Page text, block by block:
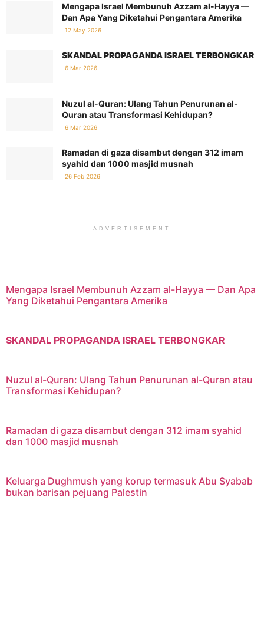
Mengapa Israel Membunuh Azzam al-Hayya —
Dan Apa Yang Diketahui Pengantara Amerika
12 May 2026
SKANDAL PROPAGANDA ISRAEL TERBONGKAR
6 Mar 2026
Nuzul al-Quran: Ulang Tahun Penurunan al-
Quran atau Transformasi Kehidupan?
6 Mar 2026
Ramadan di gaza disambut dengan 312 imam
syahid dan 1000 masjid musnah
26 Feb 2026
ADVERTISEMENT
Mengapa Israel Membunuh Azzam al-Hayya — Dan Apa
Yang Diketahui Pengantara Amerika
SKANDAL PROPAGANDA ISRAEL TERBONGKAR
Nuzul al-Quran: Ulang Tahun Penurunan al-Quran atau
Transformasi Kehidupan?
Ramadan di gaza disambut dengan 312 imam syahid
dan 1000 masjid musnah
Keluarga Dughmush yang korup termasuk Abu Syabab
bukan barisan pejuang Palestin